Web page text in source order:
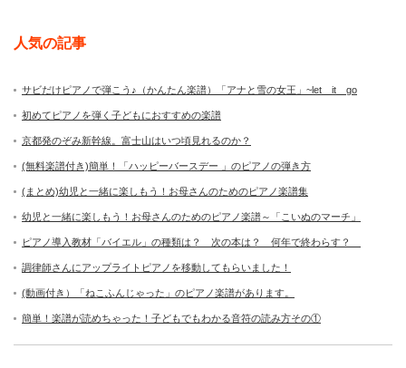
人気の記事
サビだけピアノで弾こう♪（かんたん楽譜）「アナと雪の女王」~let it go
初めてピアノを弾く子どもにおすすめの楽譜
京都発のぞみ新幹線。富士山はいつ頃見れるのか？
(無料楽譜付き)簡単！「ハッピーバースデー 」のピアノの弾き方
(まとめ)幼児と一緒に楽しもう！お母さんのためのピアノ楽譜集
幼児と一緒に楽しもう！お母さんのためのピアノ楽譜～「こいぬのマーチ」
ピアノ導入教材「バイエル」の種類は？ 次の本は？ 何年で終わらす？
調律師さんにアップライトピアノを移動してもらいました！
(動画付き）「ねこふんじゃった」のピアノ楽譜があります。
簡単！楽譜が読めちゃった！子どもでもわかる音符の読み方その①